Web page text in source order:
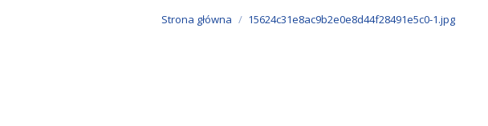
Jesteś tutaj:
Strona główna 15624c31e8ac9b2e0e8d44f28491e5c0-1.jpg